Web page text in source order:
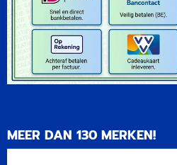
MEER DAN 130 MERKEN!